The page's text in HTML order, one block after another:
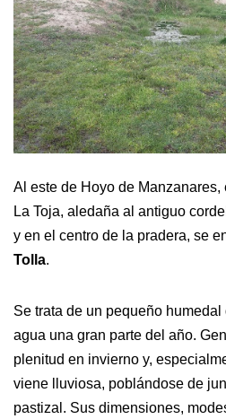
Al este de Hoyo de
La Toja, aledaña al antiguo
y en el centro de la pradera, se
Tolla.
Se trata de un pequeño
agua una gran parte del año.
plenitud en invierno y,
viene lluviosa, poblándose de
pastizal. Sus dimensiones,